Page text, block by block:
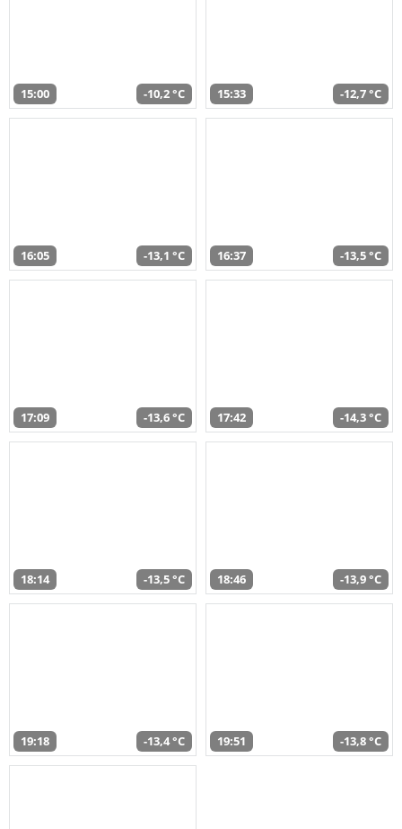
15:00 -10,2 °C 15:33 -12,7 °C
16:05 -13,1 °C 16:37 -13,5 °C
17:09 -13,6 °C 17:42 -14,3 °C
18:14 -13,5 °C 18:46 -13,9 °C
19:18 -13,4 °C 19:51 -13,8 °C